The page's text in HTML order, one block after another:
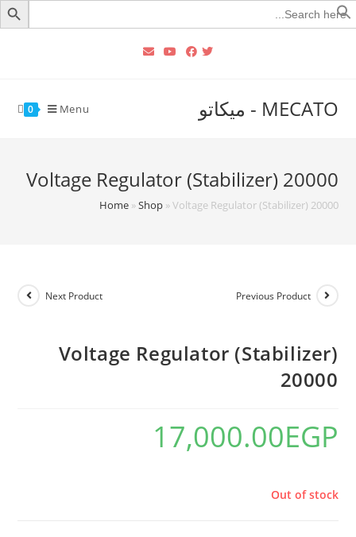
Search
for:
MECATO - ميكاتو 0 Menu
Voltage Regulator (Stabilizer) 20000
Home»Shop»Voltage Regulator (Stabilizer) 20000
Previous Product
Next Product
Voltage Regulator (Stabilizer)
20000
17,000.00EGP
Out of stock